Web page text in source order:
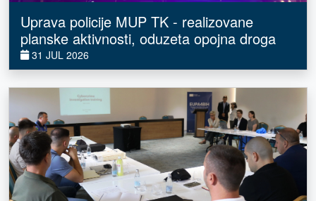
Uprava policije MUP TK - realizovane
planske aktivnosti, oduzeta opojna droga
31 JUL 2026